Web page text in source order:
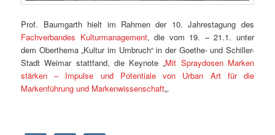
Prof. Baumgarth hielt im Rahmen der 10. Jahrestagung des
Fachverbandes Kulturmanagement, die vom 19. – 21.1. unter
dem Oberthema „Kultur im Umbruch“ in der Goethe- und Schiller-
Stadt Weimar stattfand, die Keynote „Mit Spraydosen Marken
stärken – Impulse und Potentiale von Urban Art für die
Markenführung und Markenwissenschaft„.